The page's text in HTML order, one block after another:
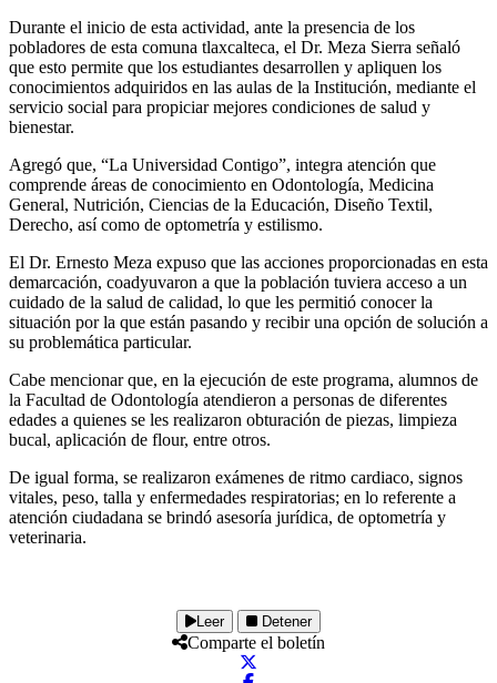
Durante el inicio de esta actividad, ante la presencia de los
pobladores de esta comuna tlaxcalteca, el Dr. Meza Sierra señaló
que esto permite que los estudiantes desarrollen y apliquen los
conocimientos adquiridos en las aulas de la Institución, mediante el
servicio social para propiciar mejores condiciones de salud y
bienestar.
Agregó que, “La Universidad Contigo”, integra atención que
comprende áreas de conocimiento en Odontología, Medicina
General, Nutrición, Ciencias de la Educación, Diseño Textil,
Derecho, así como de optometría y estilismo.
El Dr. Ernesto Meza expuso que las acciones proporcionadas en esta
demarcación, coadyuvaron a que la población tuviera acceso a un
cuidado de la salud de calidad, lo que les permitió conocer la
situación por la que están pasando y recibir una opción de solución a
su problemática particular.
Cabe mencionar que, en la ejecución de este programa, alumnos de
la Facultad de Odontología atendieron a personas de diferentes
edades a quienes se les realizaron obturación de piezas, limpieza
bucal, aplicación de flour, entre otros.
De igual forma, se realizaron exámenes de ritmo cardiaco, signos
vitales, peso, talla y enfermedades respiratorias; en lo referente a
atención ciudadana se brindó asesoría jurídica, de optometría y
veterinaria.
Leer Detener
Comparte el boletín